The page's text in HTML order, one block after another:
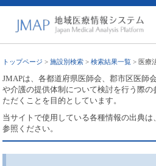
トップページ >施設別検索 >検索結果一覧 > 医療
JMAPは、各都道府県医師会、郡市区医師
や介護の提供体制について検討を行う際
ただくことを目的としています。
当サイトで使用している各種情報の出典は
参照ください。